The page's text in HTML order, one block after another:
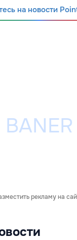
на новости
рекламу на